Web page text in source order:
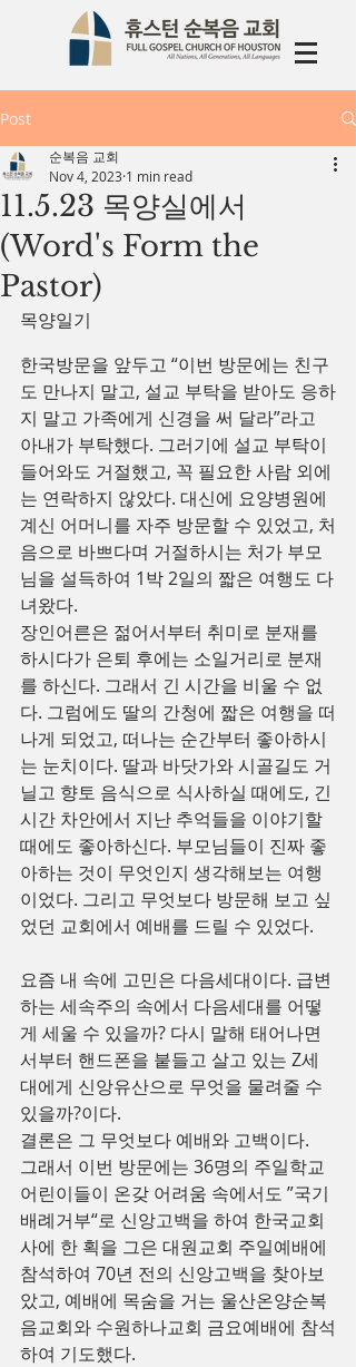
Post
11.5.23 목양실에서
(Word's Form the
Pastor)
순복음 교회
Nov 4, 2023 1 min read
목양일기
한국방문을 앞두고 “이번 방문에는 친구
도 만나지 말고, 설교 부탁을 받아도 응하
지 말고 가족에게 신경을 써 달라”라고
아내가 부탁했다. 그러기에 설교 부탁이
들어와도 거절했고, 꼭 필요한 사람 외에
는 연락하지 않았다. 대신에 요양병원에
계신 어머니를 자주 방문할 수 있었고, 처
음으로 바쁘다며 거절하시는 처가 부모
님을 설득하여 1박 2일의 짧은 여행도 다
녀왔다.
장인어른은 젊어서부터 취미로 분재를
하시다가 은퇴 후에는 소일거리로 분재
를 하신다. 그래서 긴 시간을 비울 수 없
다. 그럼에도 딸의 간청에 짧은 여행을 떠
나게 되었고, 떠나는 순간부터 좋아하시
는 눈치이다. 딸과 바닷가와 시골길도 거
닐고 향토 음식으로 식사하실 때에도, 긴
시간 차안에서 지난 추억들을 이야기할
때에도 좋아하신다. 부모님들이 진짜 좋
아하는 것이 무엇인지 생각해보는 여행
이었다. 그리고 무엇보다 방문해 보고 싶
었던 교회에서 예배를 드릴 수 있었다.
요즘 내 속에 고민은 다음세대이다. 급변
하는 세속주의 속에서 다음세대를 어떻
게 세울 수 있을까? 다시 말해 태어나면
서부터 핸드폰을 붙들고 살고 있는 Z세
대에게 신앙유산으로 무엇을 물려줄 수
있을까?이다.
결론은 그 무엇보다 예배와 고백이다.
그래서 이번 방문에는 36명의 주일학교
어린이들이 온갖 어려움 속에서도 ”국기
배례거부“로 신앙고백을 하여 한국교회
사에 한 획을 그은 대원교회 주일예배에
참석하여 70년 전의 신앙고백을 찾아보
았고, 예배에 목숨을 거는 울산온양순복
음교회와 수원하나교회 금요예배에 참석
하여 기도했다.